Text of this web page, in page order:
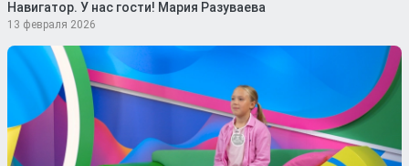
Навигатор. У нас гости! Мария Разуваева
13 февраля 2026